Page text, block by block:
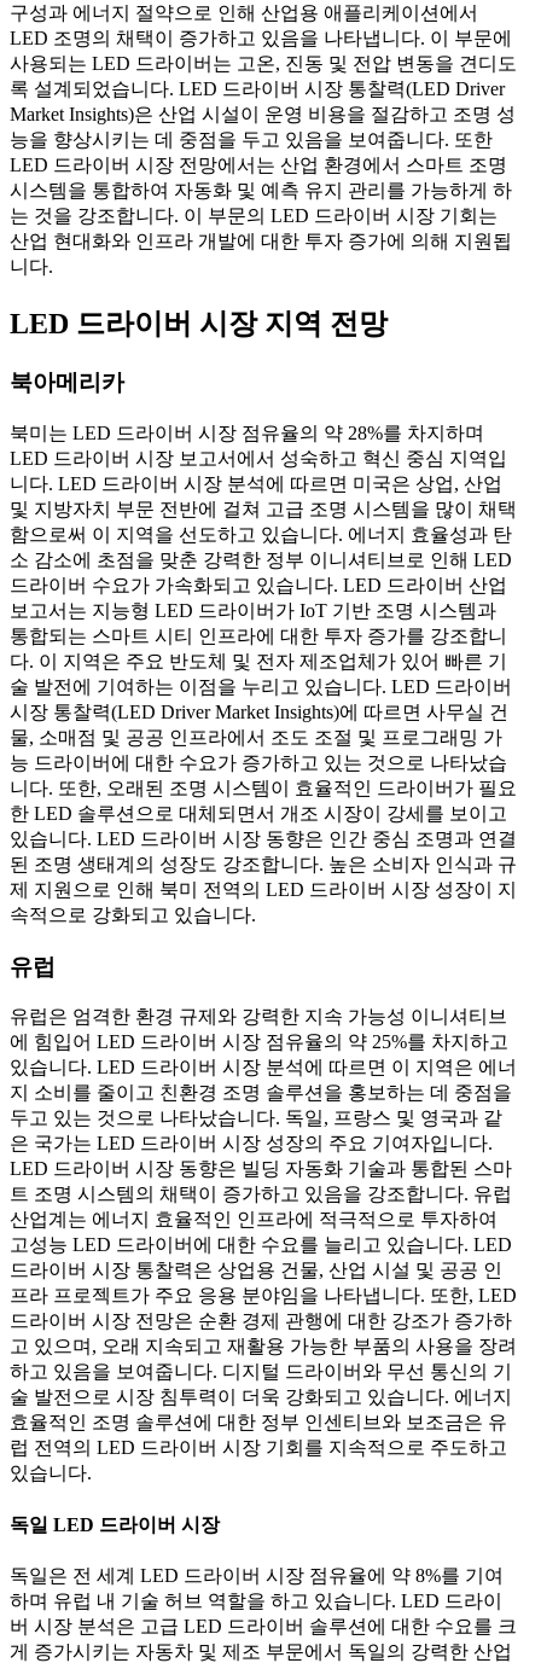
구성과 에너지 절약으로 인해 산업용 애플리케이션에서
LED 조명의 채택이 증가하고 있음을 나타냅니다. 이 부문에
사용되는 LED 드라이버는 고온, 진동 및 전압 변동을 견디도
록 설계되었습니다. LED 드라이버 시장 통찰력(LED Driver
Market Insights)은 산업 시설이 운영 비용을 절감하고 조명 성
능을 향상시키는 데 중점을 두고 있음을 보여줍니다. 또한
LED 드라이버 시장 전망에서는 산업 환경에서 스마트 조명
시스템을 통합하여 자동화 및 예측 유지 관리를 가능하게 하
는 것을 강조합니다. 이 부문의 LED 드라이버 시장 기회는
산업 현대화와 인프라 개발에 대한 투자 증가에 의해 지원됩
니다.
LED 드라이버 시장 지역 전망
북아메리카
북미는 LED 드라이버 시장 점유율의 약 28%를 차지하며
LED 드라이버 시장 보고서에서 성숙하고 혁신 중심 지역입
니다. LED 드라이버 시장 분석에 따르면 미국은 상업, 산업
및 지방자치 부문 전반에 걸쳐 고급 조명 시스템을 많이 채택
함으로써 이 지역을 선도하고 있습니다. 에너지 효율성과 탄
소 감소에 초점을 맞춘 강력한 정부 이니셔티브로 인해 LED
드라이버 수요가 가속화되고 있습니다. LED 드라이버 산업
보고서는 지능형 LED 드라이버가 IoT 기반 조명 시스템과
통합되는 스마트 시티 인프라에 대한 투자 증가를 강조합니
다. 이 지역은 주요 반도체 및 전자 제조업체가 있어 빠른 기
술 발전에 기여하는 이점을 누리고 있습니다. LED 드라이버
시장 통찰력(LED Driver Market Insights)에 따르면 사무실 건
물, 소매점 및 공공 인프라에서 조도 조절 및 프로그래밍 가
능 드라이버에 대한 수요가 증가하고 있는 것으로 나타났습
니다. 또한, 오래된 조명 시스템이 효율적인 드라이버가 필요
한 LED 솔루션으로 대체되면서 개조 시장이 강세를 보이고
있습니다. LED 드라이버 시장 동향은 인간 중심 조명과 연결
된 조명 생태계의 성장도 강조합니다. 높은 소비자 인식과 규
제 지원으로 인해 북미 전역의 LED 드라이버 시장 성장이 지
속적으로 강화되고 있습니다.
유럽
유럽은 엄격한 환경 규제와 강력한 지속 가능성 이니셔티브
에 힘입어 LED 드라이버 시장 점유율의 약 25%를 차지하고
있습니다. LED 드라이버 시장 분석에 따르면 이 지역은 에너
지 소비를 줄이고 친환경 조명 솔루션을 홍보하는 데 중점을
두고 있는 것으로 나타났습니다. 독일, 프랑스 및 영국과 같
은 국가는 LED 드라이버 시장 성장의 주요 기여자입니다.
LED 드라이버 시장 동향은 빌딩 자동화 기술과 통합된 스마
트 조명 시스템의 채택이 증가하고 있음을 강조합니다. 유럽 ​​
산업계는 에너지 효율적인 인프라에 적극적으로 투자하여
고성능 LED 드라이버에 대한 수요를 늘리고 있습니다. LED
드라이버 시장 통찰력은 상업용 건물, 산업 시설 및 공공 인
프라 프로젝트가 주요 응용 분야임을 나타냅니다. 또한, LED
드라이버 시장 전망은 순환 경제 관행에 대한 강조가 증가하
고 있으며, 오래 지속되고 재활용 가능한 부품의 사용을 장려
하고 있음을 보여줍니다. 디지털 드라이버와 무선 통신의 기
술 발전으로 시장 침투력이 더욱 강화되고 있습니다. 에너지
효율적인 조명 솔루션에 대한 정부 인센티브와 보조금은 유
럽 전역의 LED 드라이버 시장 기회를 지속적으로 주도하고
있습니다.
독일 LED 드라이버 시장
독일은 전 세계 LED 드라이버 시장 점유율에 약 8%를 기여
하며 유럽 내 기술 허브 역할을 하고 있습니다. LED 드라이
버 시장 분석은 고급 LED 드라이버 솔루션에 대한 수요를 크
게 증가시키는 자동차 및 제조 부문에서 독일의 강력한 산업